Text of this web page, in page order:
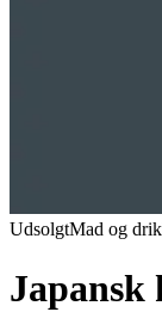
UdsolgtMad og
Japansk